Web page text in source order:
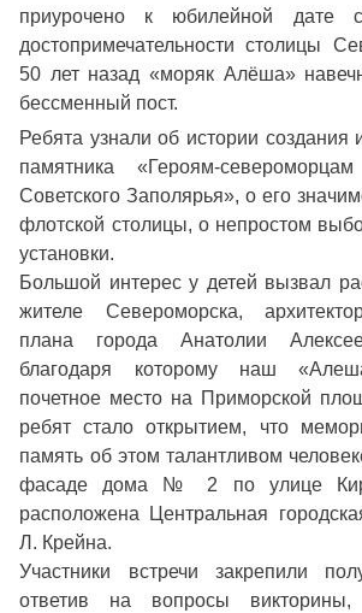
приурочено к юбилейной дате
достопримечательности столицы
50 лет назад «моряк Алёша»
бессменный пост.
Ребята узнали об истории создания
памятника «Героям-
Советского Заполярья», о его
флотской столицы, о непростом
установки.
Большой интерес у детей вызвал
жителе Североморска,
плана города Анатолии
благодаря которому наш
почетное место на Приморской
ребят стало открытием, что
память об этом талантливом
фасаде дома № 2 по улице
расположена Центральная
Л. Крейна.
Участники встречи закрепили
ответив на вопросы